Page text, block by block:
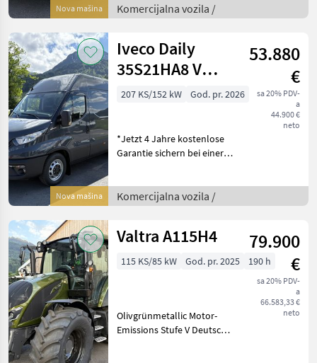
Nova mašina
MATIC Gewichtsbereich: 3, 5
t Radstand 4100 mm City
Komercijalna vozila /
Nova mašina
Iveco Daily
35S21HA8 V
Kastenwagen
53.880
€
sa 20% PDV-
a
44.900 €
neto
207 KS/152 kW God. pr. 2026
*Jetzt 4 Jahre kostenlose
Garantie sichern bei einer
erhalten Sie bei unseren
Verkaufsberater* 3, 5 t
Komercijalna vozila /
Valtra A115H4
79.900
€
sa 20% PDV-
a
66.583,33 €
neto
115 KS/85 kW God. pr. 2025 190 h
Olivgrünmetallic Motor-
Emissions Stufe V Deutsche